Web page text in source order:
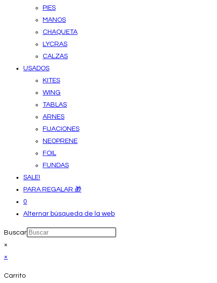
PIES
MANOS
CHAQUETA
LYCRAS
CALZAS
USADOS
KITES
WING
TABLAS
ARNES
FIJACIONES
NEOPRENE
FOIL
FUNDAS
SALE!
PARA REGALAR 🎁
0
Alternar búsqueda de la web
Buscar
×
×
Carrito